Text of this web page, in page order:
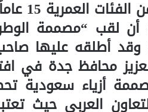
15 عاماً وحتى 40 عاماً وأكثر .
لقب “مصممة
وقد أطلقه عليها
أزياء سعودية
العربي حيث